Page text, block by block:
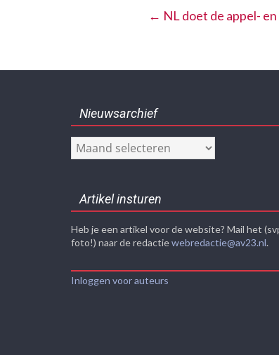
← NL doet de appel-
Nieuwsarchief
Nieuwsarchief
Artikel insturen
Heb je een artikel voor de website? Mail het
foto!) naar de redactiewebredactie@av23.nl.
Inloggen voor auteurs